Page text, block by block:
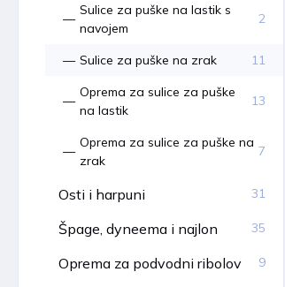
Sulice za puške na lastik s
navojem
2
Sulice za puške na zrak
11
Oprema za sulice za puške
na lastik
13
Oprema za sulice za puške na
zrak
7
Osti i harpuni 31
Špage, dyneema i najlon 35
Oprema za podvodni ribolov 9